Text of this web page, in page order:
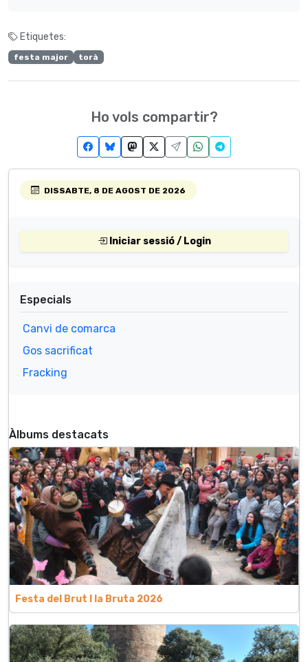
Etiquetes:
festa major torà
Ho vols compartir?
DISSABTE, 8 DE AGOST DE 2026
Iniciar sessió / Login
Especials
Canvi de comarca
Gos sacrificat
Fracking
Àlbums destacats
Festa del Brut l la Bruta 2026